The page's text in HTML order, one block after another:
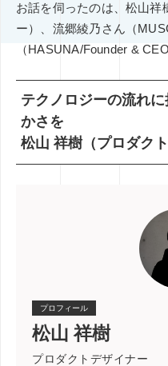
お話を伺ったのは、松山祥
ー）、流郷綾乃さん（
（HASUNA/Founder &
テクノロジーの流れ
かさを
松山 祥樹（プロダク
プロフィール
松山 祥樹
プロダクトデザイナー